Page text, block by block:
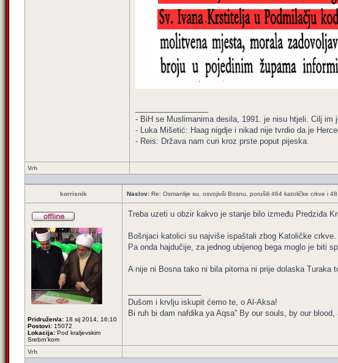
- BiH se Muslimanima desila, 1991. je nisu htjeli. Cilj im
- Luka Mišetić: Haag nigdje i nikad nije tvrdio da je
- Reis: Država nam curi kroz prste poput pijeska.
Vrh
korrisnik Naslov: Re: Osmanlije su, osvojivši Bosnu, porušili 464 katoličke crkve i
Pridružen/a: 18 sij 2014, 16:10
Postovi: 15072
Lokacija: Pod kraljevskim
Srebrn'kom
Treba uzeti u obzir kakvo je stanje bilo između Predziđa
Bošnjaci katolici su najviše ispaštali zbog Katoličke crkve.
Pa onda hajdučije, za jednog ubijenog bega moglo je biti
A nije ni Bosna tako ni bila pitoma ni prije dolaska Turaka
Dušom i krvlju iskupit ćemo te, o Al-Aksa!
Bi ruh bi dam nafdika ya Aqsa” By our souls, by our
Vrh